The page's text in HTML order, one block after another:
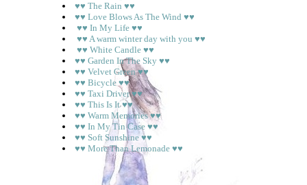
♥♥ The Rain ♥♥
♥♥ Love Blows As The Wind ♥♥
♥♥ In My Life ♥♥
♥♥ A warm winter day with you ♥♥
♥♥ White Candle ♥♥
♥♥ Garden In The Sky ♥♥
♥♥ Velvet Green ♥♥
♥♥ Bicycle ♥♥
♥♥ Taxi Driver ♥♥
♥♥ This Is It ♥♥
♥♥ Warm Memories ♥♥
♥♥ In My Tin Case ♥♥
♥♥ Soft Sunshine ♥♥
♥♥ More Than Lemonade ♥♥